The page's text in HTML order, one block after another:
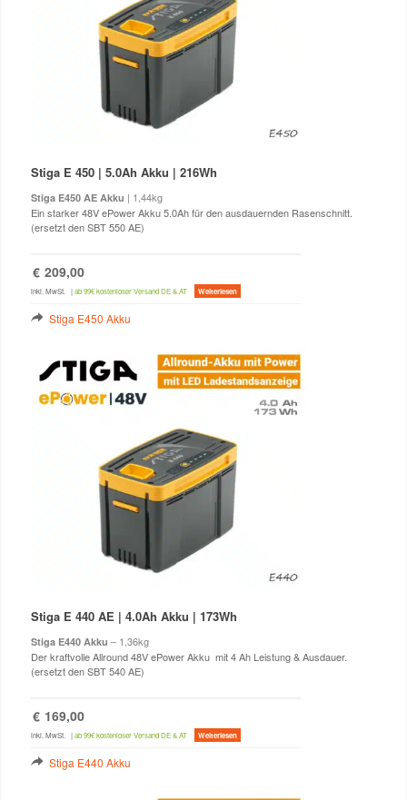
Stiga E 450| 5.0Ah Akku | 216Wh
Stiga E450 AE Akku | 1,44kg
Ein starker 48V ePower Akku 5.0Ah für den ausdauernden Rasenschnitt.
(ersetzt den SBT 550 AE)
€ 209,00
inkl. MwSt. |ab 99€ kostenloser Versand DE & AT Weiterlesen
Stiga E450 Akku
Stiga E 440 AE | 4.0Ah Akku | 173Wh
Stiga E440 Akku – 1,36kg
Der kraftvolle Allround 48V ePower Akku mit 4 Ah Leistung & Ausdauer.
(ersetzt den SBT 540 AE)
€ 169,00
inkl. MwSt. |ab 99€ kostenloser Versand DE & AT Weiterlesen
Stiga E440 Akku